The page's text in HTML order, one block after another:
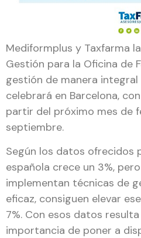
Mediformplus y Taxfarma
Gestión para la Oficina de
gestión de manera integral
celebrará en Barcelona,
partir del próximo mes de
septiembre.
Según los datos ofrecidos
española crece un 3%,
implementan técnicas de
eficaz, consiguen elevar
7%. Con esos datos
importancia de poner a